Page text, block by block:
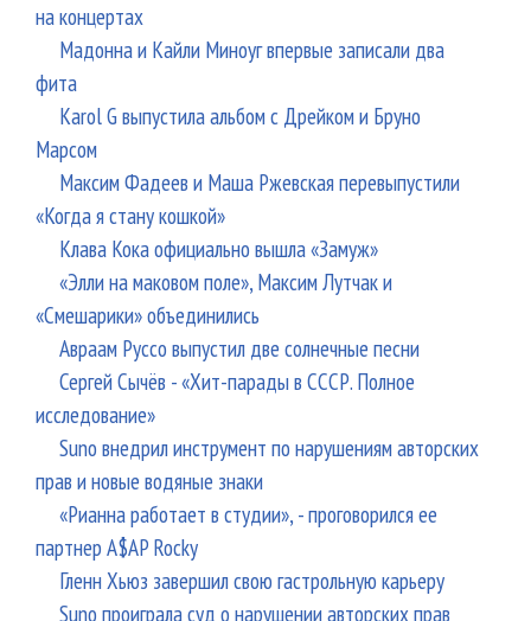
на концертах
Мадонна и Кайли Миноуг впервые записали два
фита
Karol G выпустила альбом с Дрейком и Бруно
Марсом
Максим Фадеев и Маша Ржевская перевыпустили
«Когда я стану кошкой»
Клава Кока официально вышла «Замуж»
«Элли на маковом поле», Максим Лутчак и
«Смешарики» объединились
Авраам Руссо выпустил две солнечные песни
Сергей Сычёв - «Хит-парады в СССР. Полное
исследование»
Suno внедрил инструмент по нарушениям авторских
прав и новые водяные знаки
«Рианна работает в студии», - проговорился ее
партнер A$AP Rocky
Гленн Хьюз завершил свою гастрольную карьеру
Suno проиграла суд о нарушении авторских прав